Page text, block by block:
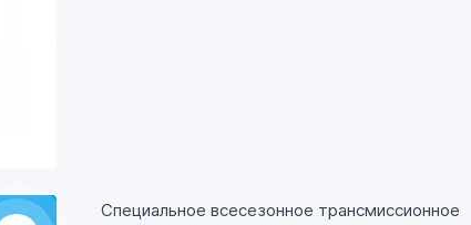
Специальное всесезонное трансмиссионное